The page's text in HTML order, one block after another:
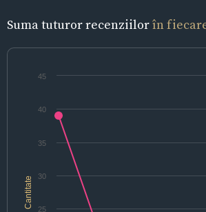
Suma tuturor recenziilorîn
Cantitate
25
30
35
40
45